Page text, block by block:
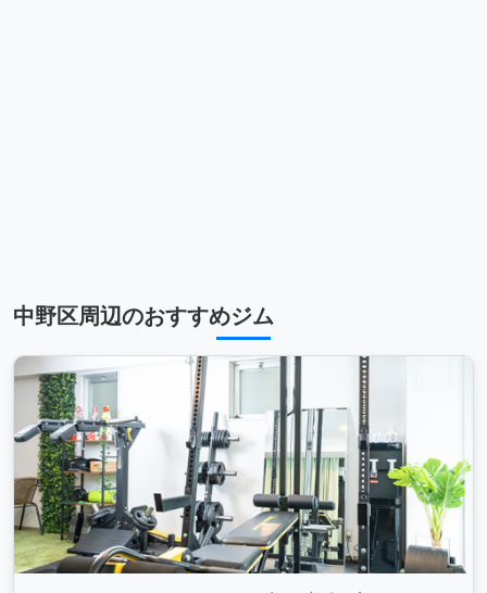
中野区周辺のおすすめジム